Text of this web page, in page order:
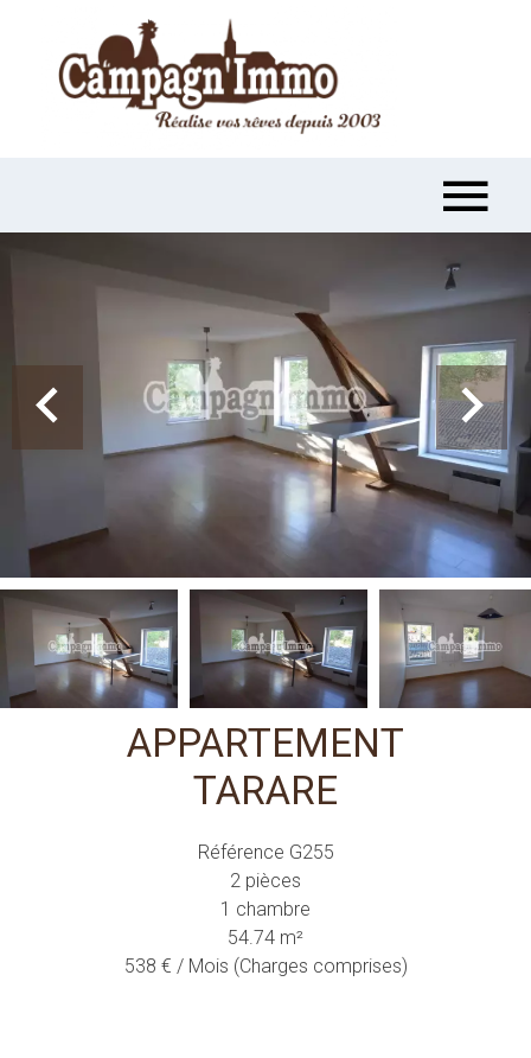
APPARTEMENT
TARARE
Référence G255
2 pièces
1 chambre
54.74 m²
538 € / Mois (Charges comprises)